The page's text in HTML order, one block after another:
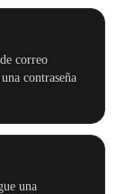
correo
contraseña
una